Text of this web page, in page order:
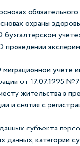
обязательного
охраны
учете
от 17.07.1995
жительства в
и снятия с
субъекта
категории